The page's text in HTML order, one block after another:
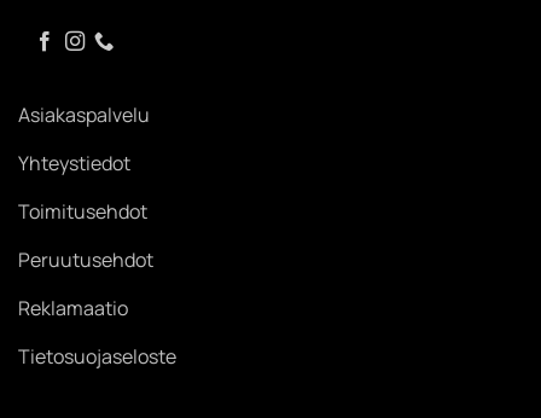
Asiakaspalvelu
Yhteystiedot
Toimitusehdot
Peruutusehdot
Reklamaatio
Tietosuojaseloste